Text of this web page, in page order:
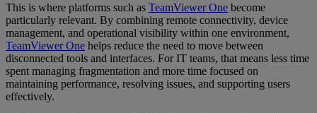
This is where platforms such as TeamViewer One become
particularly relevant. By combining remote connectivity, device
management, and operational visibility within one environment,
TeamViewer One helps reduce the need to move between
disconnected tools and interfaces. For IT teams, that means less time
spent managing fragmentation and more time focused on
maintaining performance, resolving issues, and supporting users
effectively.